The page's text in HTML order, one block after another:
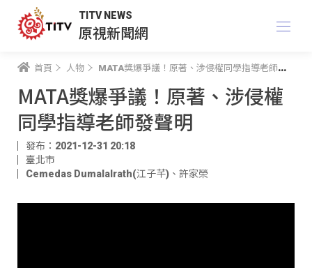
TITV NEWS
原視新聞網
首頁 人物 MATA獎爆爭議！原著、涉侵權同學指導老師發聲明
MATA獎爆爭議！原著、涉侵權
同學指導老師發聲明
發布：2021-12-31 20:18
臺北市
Cemedas Dumalalrath(江子芊) 、 許家榮